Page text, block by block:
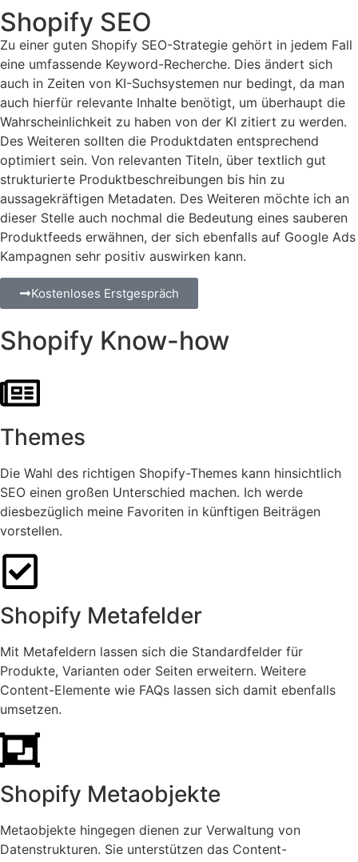
Shopify SEO
Zu einer guten Shopify SEO-Strategie gehört in jedem Fall
eine umfassende Keyword-Recherche. Dies ändert sich
auch in Zeiten von KI-Suchsystemen nur bedingt, da man
auch hierfür relevante Inhalte benötigt, um überhaupt die
Wahrscheinlichkeit zu haben von der KI zitiert zu werden.
Des Weiteren sollten die Produktdaten entsprechend
optimiert sein. Von relevanten Titeln, über textlich gut
strukturierte Produktbeschreibungen bis hin zu
aussagekräftigen Metadaten. Des Weiteren möchte ich an
dieser Stelle auch nochmal die Bedeutung eines sauberen
Produktfeeds erwähnen, der sich ebenfalls auf Google Ads
Kampagnen sehr positiv auswirken kann.
Kostenloses Erstgespräch
Shopify Know-how
Themes
Die Wahl des richtigen Shopify-Themes kann hinsichtlich
SEO einen großen Unterschied machen. Ich werde
diesbezüglich meine Favoriten in künftigen Beiträgen
vorstellen.
Shopify Metafelder
Mit Metafeldern lassen sich die Standardfelder für
Produkte, Varianten oder Seiten erweitern. Weitere
Content-Elemente wie FAQs lassen sich damit ebenfalls
umsetzen.
Shopify Metaobjekte
Metaobjekte hingegen dienen zur Verwaltung von
Datenstrukturen. Sie unterstützen das Content-